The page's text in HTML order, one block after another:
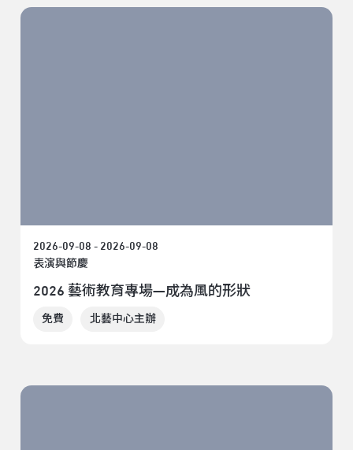
2026-09-08 - 2026-09-08
表演與節慶
2026 藝術教育專場—成為風的形狀
免費 北藝中心主辦